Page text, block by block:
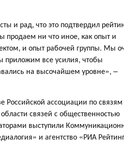
и рад, что это подтвердил
продаем ни что иное, как опыт и
и опыт рабочей группы. Мы
все усилия, чтобы
на высочайшем уровне», –
Российской ассоциации по связям
связей с общественностью
выступили
и агентство «РИА